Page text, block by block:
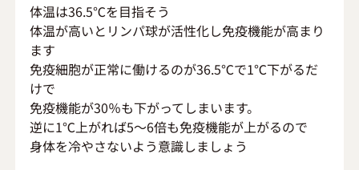
体温は36.5℃を目指そう
体温が高いとリンパ球が活性化し免疫機能が高まり
ます
免疫細胞が正常に働けるのが36.5℃で1℃下がるだ
けで
免疫機能が30％も下がってしまいます。
逆に1℃上がれば5～6倍も免疫機能が上がるので
身体を冷やさないよう意識しましょう